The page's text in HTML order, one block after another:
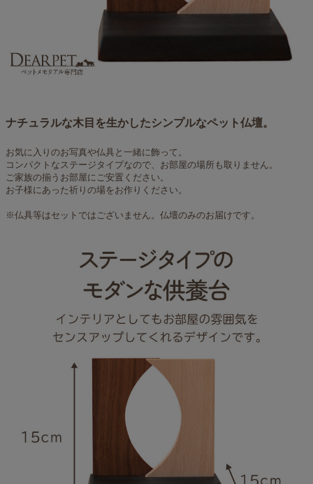
ナチュラルな木目を生かしたシンプルなペット仏壇。
お気に入りのお写真や仏具と一緒に飾って。
コンパクトなステージタイプなので、お部屋の場所も取りません。
ご家族の揃うお部屋にご安置ください。
お子様にあった祈りの場をお作りください。
※仏具等はセットではございません。仏壇のみのお届けです。